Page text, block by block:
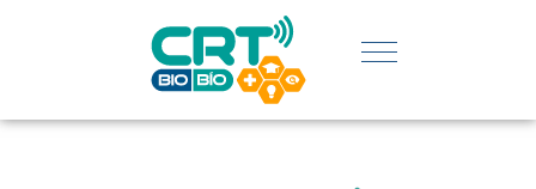
REGIÓN:
CONOCE